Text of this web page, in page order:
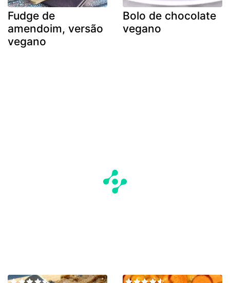
Fudge de
amendoim, versão
vegano
Bolo de chocolate
vegano